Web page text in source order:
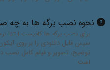
نحوه نصب برگه ها به چه
برای نصب برگه ها کافیست ابتدا
سپس فایل دانلودی را بر روی آیکون
توضیح، تصویر و فیلم کامل نصب
است